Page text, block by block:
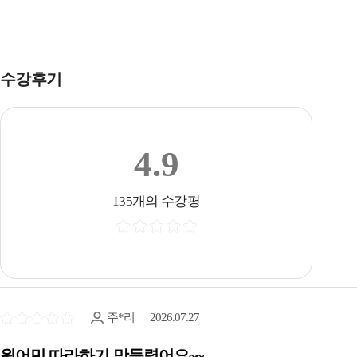
수강후기
4.9
135개의 수강평
주*리 2026.07.27